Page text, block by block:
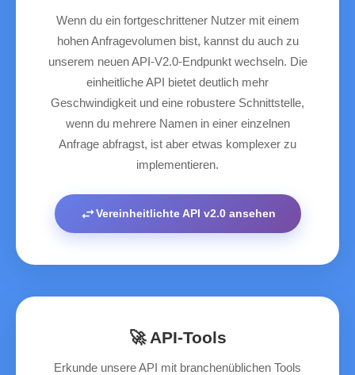
Wenn du ein fortgeschrittener Nutzer mit einem
hohen Anfragevolumen bist, kannst du auch zu
unserem neuen API-V2.0-Endpunkt wechseln. Die
einheitliche API bietet deutlich mehr
Geschwindigkeit und eine robustere Schnittstelle,
wenn du mehrere Namen in einer einzelnen
Anfrage abfragst, ist aber etwas komplexer zu
implementieren.
swap_horizVereinheitlichte API v2.0 ansehen
🚀 API-Tools
Erkunde unsere API mit branchenüblichen Tools